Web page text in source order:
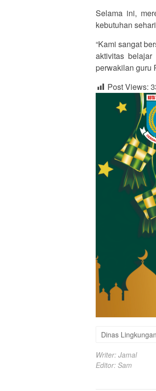
Selama ini,
kebutuhan
“Kami sangat
aktivitas belajar
perwakilan guru
Post Views:
Dinas
Writer: Jamal
Editor: Sam